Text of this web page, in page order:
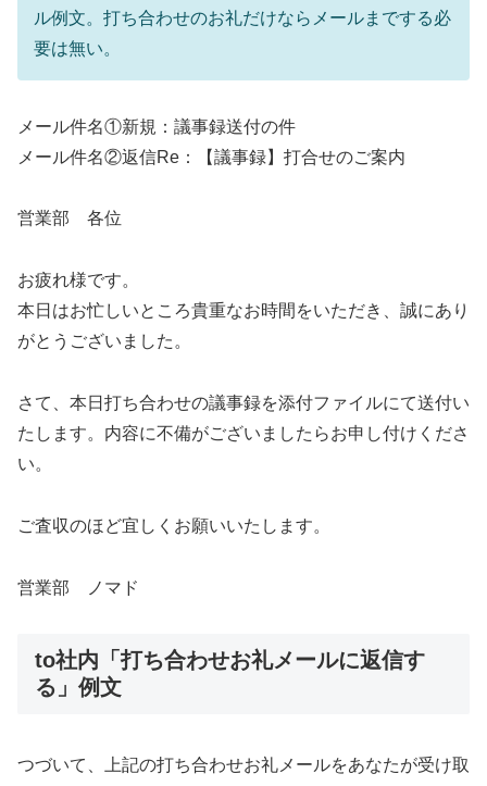
ル例文。打ち合わせのお礼だけならメールまでする必
要は無い。
メール件名①新規：議事録送付の件
メール件名②返信Re：【議事録】打合せのご案内
営業部 各位
お疲れ様です。
本日はお忙しいところ貴重なお時間をいただき、誠にあり
がとうございました。
さて、本日打ち合わせの議事録を添付ファイルにて送付い
たします。内容に不備がございましたらお申し付けくださ
い。
ご査収のほど宜しくお願いいたします。
営業部 ノマド
to社内「打ち合わせお礼メールに返信す
る」例文
つづいて、上記の打ち合わせお礼メールをあなたが受け取